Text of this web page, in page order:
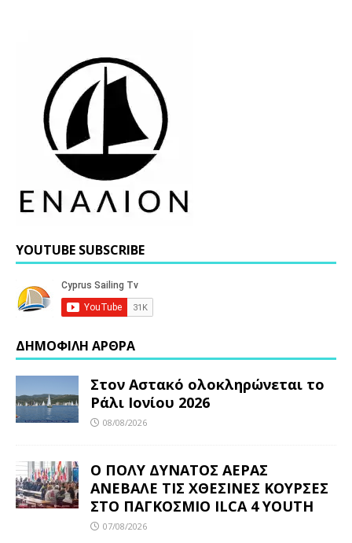
YOUTUBE SUBSCRIBE
ΔΗΜΟΦΙΛΗ ΑΡΘΡΑ
Στον Αστακό ολοκληρώνεται το
Ράλι Ιονίου 2026
08/08/2026
Ο ΠΟΛΥ ΔΥΝΑΤΟΣ ΑΕΡΑΣ
ΑΝΕΒΑΛΕ ΤΙΣ ΧΘΕΣΙΝΕΣ ΚΟΥΡΣΕΣ
ΣΤΟ ΠΑΓΚΟΣΜΙΟ ILCA 4 YOUTH
07/08/2026